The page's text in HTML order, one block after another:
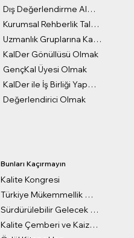
Bunları Kaçırmayın
Kalite Kongresi
Türkiye Mükemmellik Ödülleri
Sürdürülebilir Gelecek Ödülleri
Kalite Çemberi ve Kaizen Ödülleri
Dış Değerlendirme Almak
Kurumsal Rehberlik Talep Formu
Uzmanlık Gruplarına Katılmak
KalDer Gönüllüsü Olmak
GençKal Üyesi Olmak
KalDer ile İş Birliği Yapmak
Değerlendirici Olmak